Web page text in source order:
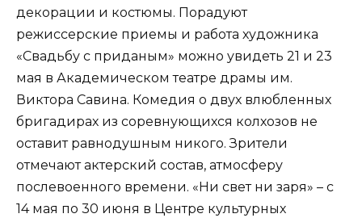
декорации и костюмы. Порадуют
режиссерские приемы и работа художника
«Свадьбу с приданым» можно увидеть 21 и 23
мая в Академическом театре драмы им.
Виктора Савина. Комедия о двух влюбленных
бригадирах из соревнующихся колхозов не
оставит равнодушным никого. Зрители
отмечают актерский состав, атмосферу
послевоенного времени. «Ни свет ни заря» – с
14 мая по 30 июня в Центре культурных